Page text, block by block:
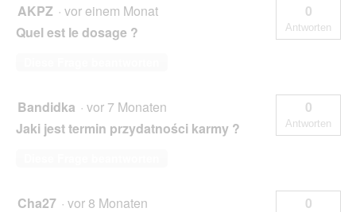
AKPZ · vor einem Monat
Quel est le dosage ?
0
Antworten
Bandidka · vor 7 Monaten
Jaki jest termin przydatności karmy ?
0
Antworten
Cha27 · vor 8 Monaten
0